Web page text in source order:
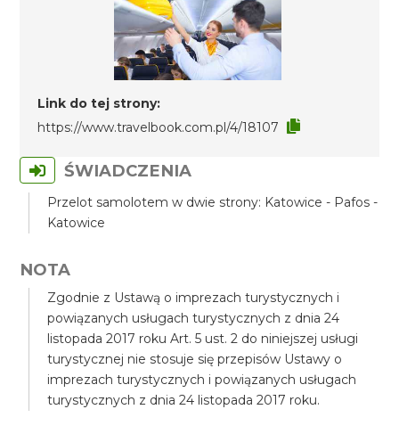
Link do tej strony:
https://www.travelbook.com.pl/4/18107
ŚWIADCZENIA
Przelot samolotem w dwie strony: Katowice - Pafos -
Katowice
NOTA
Zgodnie z Ustawą o imprezach turystycznych i
powiązanych usługach turystycznych z dnia 24
listopada 2017 roku Art. 5 ust. 2 do niniejszej usługi
turystycznej nie stosuje się przepisów Ustawy o
imprezach turystycznych i powiązanych usługach
turystycznych z dnia 24 listopada 2017 roku.